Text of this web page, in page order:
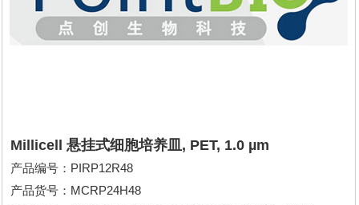
Millicell 悬挂式细胞培养皿, PET, 1.0 µm
产品编号：PIRP12R48
产品货号：MCRP24H48